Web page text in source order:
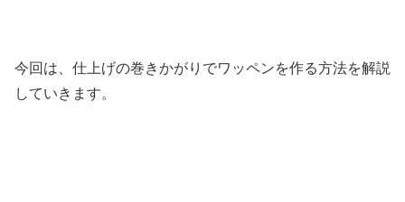
今回は、仕上げの巻きかがりでワッペンを作る方法を解説
していきます。